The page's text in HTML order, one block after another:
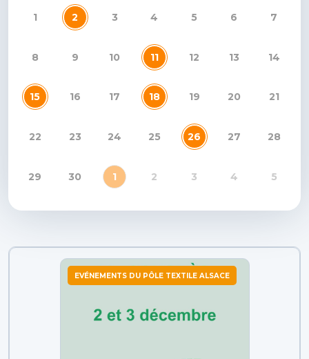
1 2 3 4 5 6 7
8 9 10 11 12 13 14
15 16 17 18 19 20 21
22 23 24 25 26 27 28
29 30 1 2 3 4 5
EVÉNEMENTS DU PÔLE TEXTILE ALSACE